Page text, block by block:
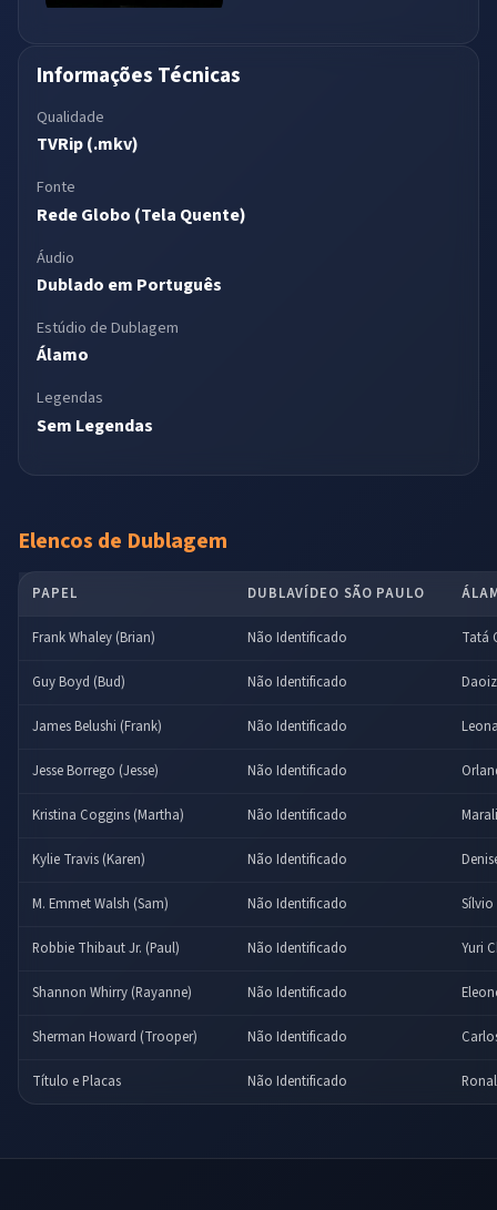
Informações Técnicas
Qualidade
TVRip (.mkv)
Fonte
Rede Globo (Tela Quente)
Áudio
Dublado em Português
Estúdio de Dublagem
Álamo
Legendas
Sem Legendas
Elencos de Dublagem
PAPEL DUBLAVÍDEO SÃO PAULO
Frank Whaley (Brian) Não Identificado Tatá
Guy Boyd (Bud) Não Identificado
James Belushi (Frank) Não Identificado
Jesse Borrego (Jesse) Não Identificado
Kristina Coggins (Martha) Não Identificado
Kylie Travis (Karen) Não Identificado
M. Emmet Walsh (Sam) Não Identificado Sílvio
Robbie Thibaut Jr. (Paul) Não Identificado Yuri
Shannon Whirry (Rayanne) Não Identificado
Sherman Howard (Trooper) Não Identificado
Título e Placas Não Identificado